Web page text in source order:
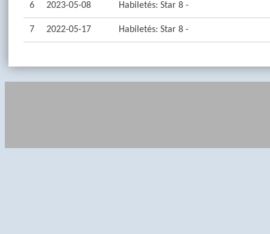
6 2023-05-08 Habiletés: Star 8 -
7 2022-05-17 Habiletés: Star 8 -